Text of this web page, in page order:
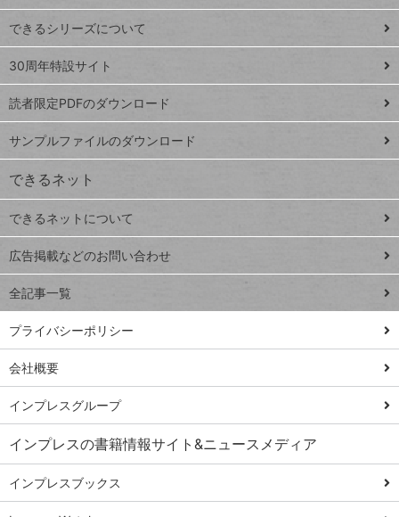
ド
Google
スプレ
ッドシ
ート
iPhone
VLOOKUP
close
閉じ
る
ト
ッ
プ
ペ
ジ
連載
Excel Q&A
トイアンナ流仕
事術
ではじめる業務
の完全自動化
AI議事録作成術
Windows 11
Q&A
Teams踏み込み
活用術
Excel講師の仕事
できるシリーズについて
30周年特設サイト
読者限定PDFのダウンロード
サンプルファイルのダウンロード
できるネット
できるネットについて
広告掲載などのお問い合わせ
全記事一覧
プライバシーポリシー
会社概要
インプレスグループ
インプレスの書籍情報サイト&ニュースメディア
インプレスブックス